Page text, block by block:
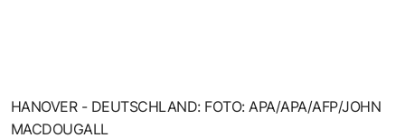
HANOVER - DEUTSCHLAND: FOTO: APA/APA/AFP/JOHN
MACDOUGALL